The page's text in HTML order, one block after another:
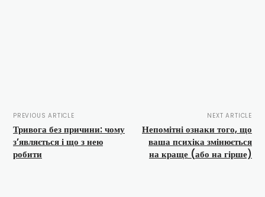
PREVIOUS ARTICLE
Тривога без причини: чому
з’являється і що з нею
робити
NEXT ARTICLE
Непомітні ознаки того, що
ваша психіка змінюється
на краще (або на гірше)